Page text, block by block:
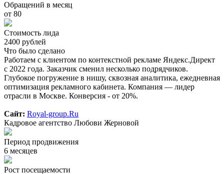
Обращений в месяц
от 80
Стоимость лида
2400 рублей
Что было сделано
Работаем с клиентом по контекстной рекламе Яндекс.Директ
с 2022 года. Заказчик сменил несколько подрядчиков.
Глубокое погружение в нишу, сквозная аналитика, ежедневная
оптимизация рекламного кабинета. Компания — лидер
отрасли в Москве. Конверсия - от 20%.
Сайт: Royal-group.Ru
Кадровое агентство Любови Жерновой
Период продвижения
6 месяцев
Рост посещаемости